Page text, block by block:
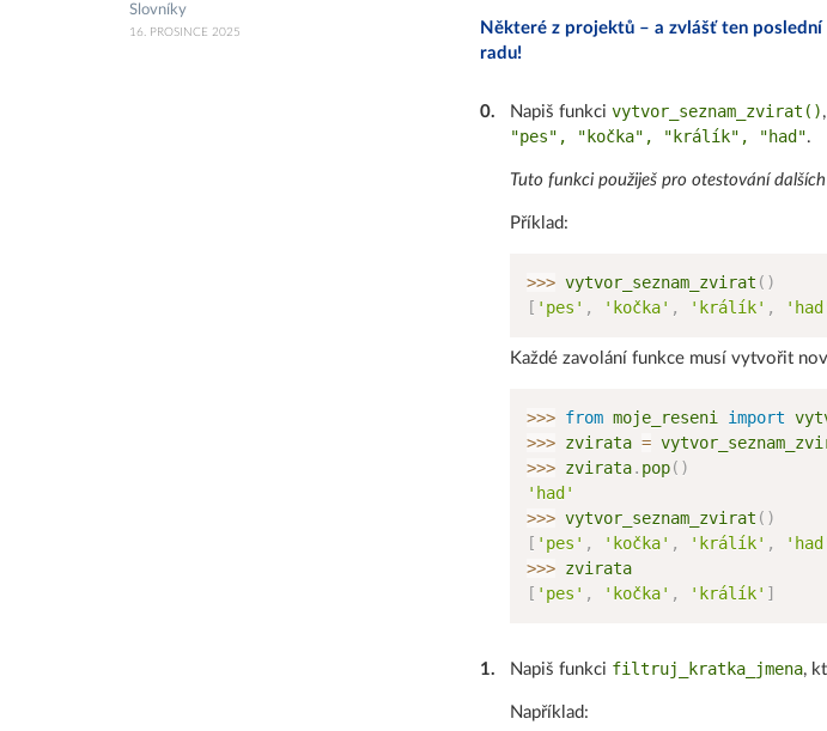
Slovníky
16. PROSINCE 2025
Některé z projektů – a zvlášť ten
radu!
0. Napiš funkci vytvor_seznam_zvirat()
"pes", "kočka", "králík", "had".
Tuto funkci použiješ pro otestování
Příklad:
>>> vytvor_seznam_zvirat ( )
[ 'pes' , 'kočka' , 'králík' ,
Každé zavolání funkce musí vytvořit
>>> from moje_reseni import
>>> zvirata =
>>> zvirata. pop( )
'had'
>>> vytvor_seznam_zvirat ( )
[ 'pes' , 'kočka' , 'králík' ,
>>>
zvirata
[ 'pes' , 'kočka' , 'králík' ]
1. Napiš funkci filtruj_kratka_jmena,
Například: